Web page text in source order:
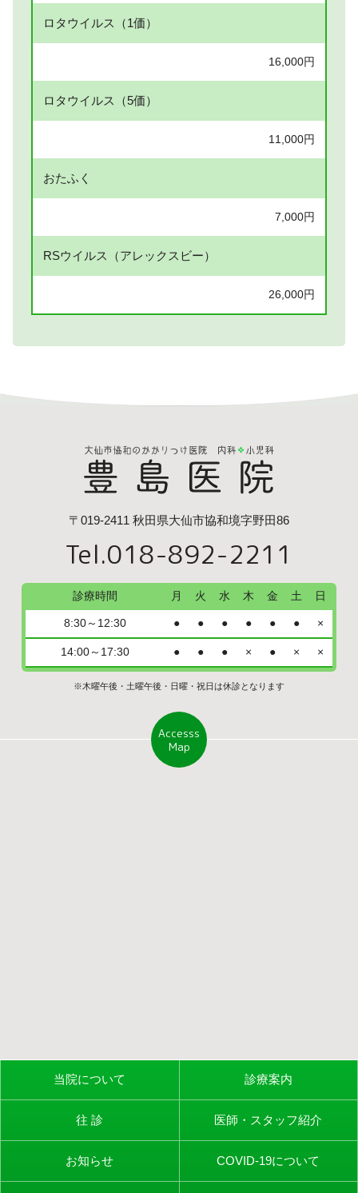
ロタウイルス（1価）
16,000円
ロタウイルス（5価）
11,000円
おたふく
7,000円
RSウイルス（アレックスビー）
26,000円
〒019-2411 秋田県大仙市協和境字野田86
Tel.018-892-2211
診療時間 月 火 水 木 金 土 日
8:30～12:30 ● ● ● ● ● ● ×
14:00～17:30 ● ● ● × ● × ×
※木曜午後・土曜午後・日曜・祝日は休診となります
Accesss
Map
当院について 診療案内
往 診 医師・スタッフ紹介
お知らせ COVID-19について